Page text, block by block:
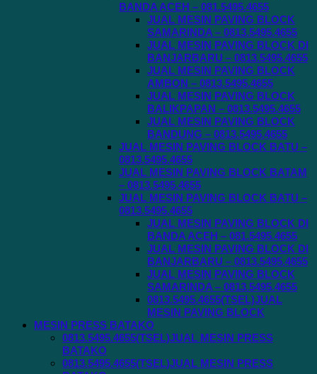
BANDA ACEH – 081.5495.4655
JUAL MESIN PAVING BLOCK
SAMARINDA – 0813.5495.4655
JUAL MESIN PAVING BLOCK DI
BANJARBARU – 0813.5495.4655
JUAL MESIN PAVING BLOCK
AMBON – 0813.5495.4655
JUAL MESIN PAVING BLOCK
BALIKPAPAN – 0813.5495.4655
JUAL MESIN PAVING BLOCK
BANDUNG – 0813.5495.4655
JUAL MESIN PAVING BLOCK BATU –
0813.5495.4655
JUAL MESIN PAVING BLOCK BATAM
– 0813.5495.4655
JUAL MESIN PAVING BLOCK BATU –
0813.5495.4655
JUAL MESIN PAVING BLOCK DI
BANDA ACEH – 081.5495.4655
JUAL MESIN PAVING BLOCK DI
BANJARBARU – 0813.5495.4655
JUAL MESIN PAVING BLOCK
SAMARINDA – 0813.5495.4655
0813.5495.4655(TSEL)JUAL
MESIN PAVING BLOCK
MESIN PRESS BATAKO
0813.5495.4655(TSEL)JUAL MESIN PRESS
BATAKO
0813.5495.4655(TSEL)JUAL MESIN PRESS